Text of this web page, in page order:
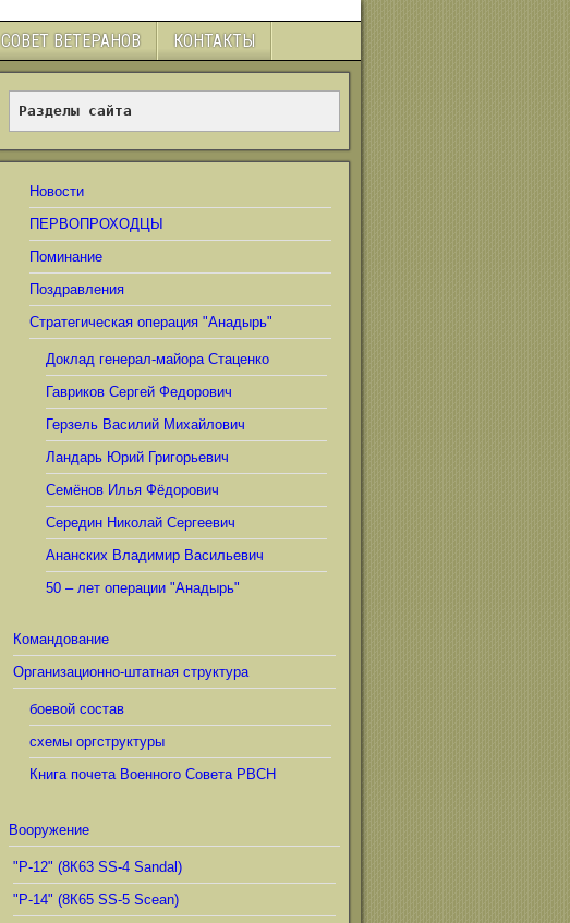
СОВЕТ ВЕТЕРАНОВ КОНТАКТЫ
Разделы сайта
Новости
ПЕРВОПРОХОДЦЫ
Поминание
Поздравления
Стратегическая операция "Анадырь"
Доклад генерал-майора Стаценко
Гавриков Сергей Федорович
Герзель Василий Михайлович
Ландарь Юрий Григорьевич
Семёнов Илья Фёдорович
Середин Николай Сергеевич
Ананских Владимир Васильевич
50 – лет операции "Анадырь"
Командование
Организационно-штатная структура
боевой состав
схемы оргструктуры
Книга почета Военного Совета РВСН
Вооружение
"Р-12" (8К63 SS-4 Sandal)
"Р-14" (8К65 SS-5 Scean)